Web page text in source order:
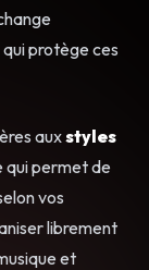
qui protège ces
auxstyles
qui permet de
vos
librement
et